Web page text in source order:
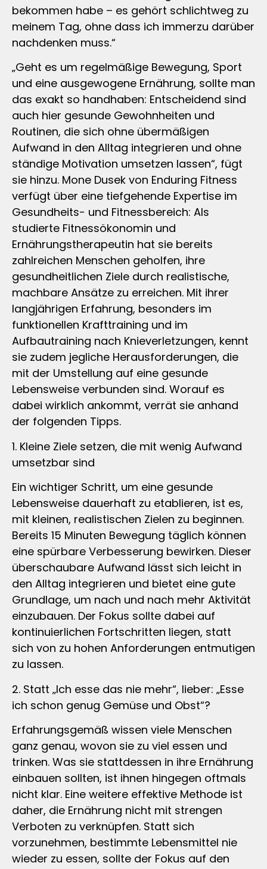
bekommen habe – es gehört schlichtweg zu
meinem Tag, ohne dass ich immerzu darüber
nachdenken muss.“
„Geht es um regelmäßige Bewegung, Sport
und eine ausgewogene Ernährung, sollte man
das exakt so handhaben: Entscheidend sind
auch hier gesunde Gewohnheiten und
Routinen, die sich ohne übermäßigen
Aufwand in den Alltag integrieren und ohne
ständige Motivation umsetzen lassen“, fügt
sie hinzu. Mone Dusek von Enduring Fitness
verfügt über eine tiefgehende Expertise im
Gesundheits- und Fitnessbereich: Als
studierte Fitnessökonomin und
Ernährungstherapeutin hat sie bereits
zahlreichen Menschen geholfen, ihre
gesundheitlichen Ziele durch realistische,
machbare Ansätze zu erreichen. Mit ihrer
langjährigen Erfahrung, besonders im
funktionellen Krafttraining und im
Aufbautraining nach Knieverletzungen, kennt
sie zudem jegliche Herausforderungen, die
mit der Umstellung auf eine gesunde
Lebensweise verbunden sind. Worauf es
dabei wirklich ankommt, verrät sie anhand
der folgenden Tipps.
1. Kleine Ziele setzen, die mit wenig Aufwand
umsetzbar sind
Ein wichtiger Schritt, um eine gesunde
Lebensweise dauerhaft zu etablieren, ist es,
mit kleinen, realistischen Zielen zu beginnen.
Bereits 15 Minuten Bewegung täglich können
eine spürbare Verbesserung bewirken. Dieser
überschaubare Aufwand lässt sich leicht in
den Alltag integrieren und bietet eine gute
Grundlage, um nach und nach mehr Aktivität
einzubauen. Der Fokus sollte dabei auf
kontinuierlichen Fortschritten liegen, statt
sich von zu hohen Anforderungen entmutigen
zu lassen.
2. Statt „Ich esse das nie mehr“, lieber: „Esse
ich schon genug Gemüse und Obst“?
Erfahrungsgemäß wissen viele Menschen
ganz genau, wovon sie zu viel essen und
trinken. Was sie stattdessen in ihre Ernährung
einbauen sollten, ist ihnen hingegen oftmals
nicht klar. Eine weitere effektive Methode ist
daher, die Ernährung nicht mit strengen
Verboten zu verknüpfen. Statt sich
vorzunehmen, bestimmte Lebensmittel nie
wieder zu essen, sollte der Fokus auf den